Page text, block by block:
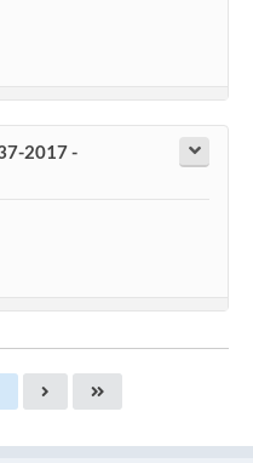
2017 -